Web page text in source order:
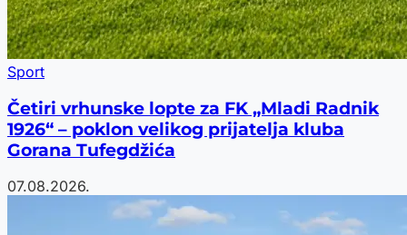
Sport
Četiri vrhunske lopte za FK „Mladi Radnik
1926“ – poklon velikog prijatelja kluba
Gorana Tufegdžića
07.08.2026.